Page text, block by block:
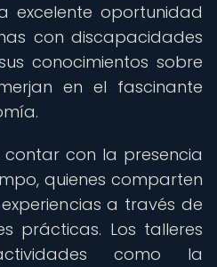
excelente oportunidad
con discapacidades
conocimientos sobre
en el fascinante
contar con la presencia
quienes comparten
a través de
prácticas. Los talleres
como la